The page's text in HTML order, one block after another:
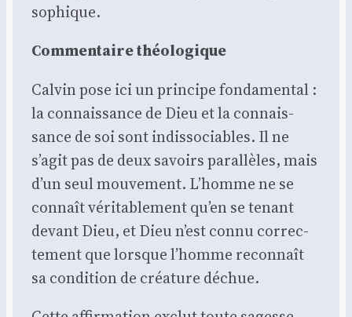
so­phique.
Com­men­taire théo­lo­gique
Cal­vin pose ici un prin­cipe fon­da­men­tal :
la connais­sance de Dieu et la connais­
sance de soi sont indis­so­ciables. Il ne
s’agit pas de deux savoirs paral­lèles, mais
d’un seul mou­ve­ment. L’homme ne se
connaît véri­ta­ble­ment qu’en se tenant
devant Dieu, et Dieu n’est connu cor­rec­
te­ment que lorsque l’homme recon­naît
sa condi­tion de créa­ture déchue.